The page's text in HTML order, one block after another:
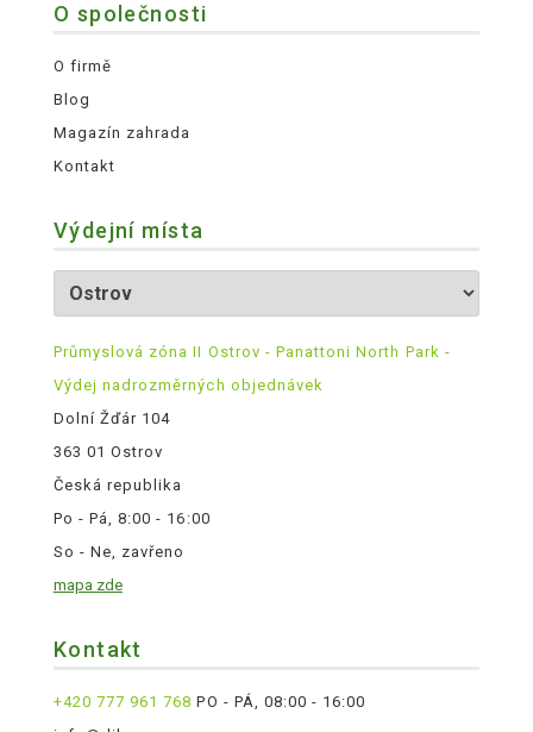
O společnosti
O firmě
Blog
Magazín zahrada
Kontakt
Výdejní místa
Průmyslová zóna II Ostrov - Panattoni North Park -
Výdej nadrozměrných objednávek
Dolní Žďár 104
363 01 Ostrov
Česká republika
Po - Pá, 8:00 - 16:00
So - Ne, zavřeno
mapa zde
Kontakt
+420 777 961 768 PO - PÁ, 08:00 - 16:00